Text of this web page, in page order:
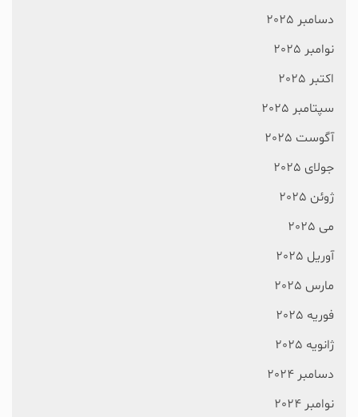
دسامبر 2025
نوامبر 2025
اکتبر 2025
سپتامبر 2025
آگوست 2025
جولای 2025
ژوئن 2025
می 2025
آوریل 2025
مارس 2025
فوریه 2025
ژانویه 2025
دسامبر 2024
نوامبر 2024